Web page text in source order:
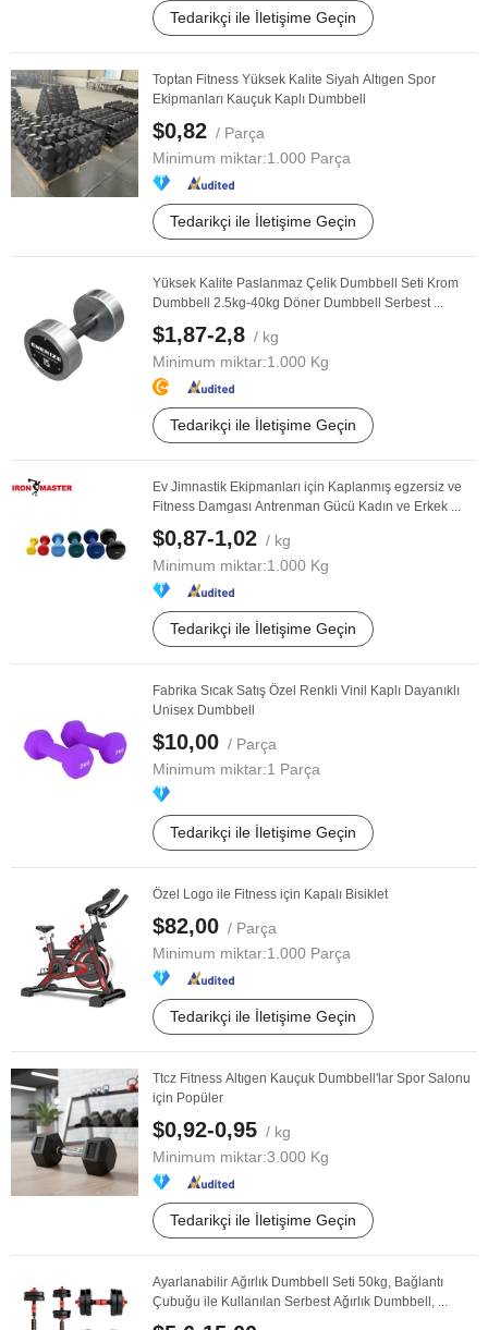
Tedarikçi ile İletişime Geçin
Toptan Fitness Yüksek Kalite Siyah Altıgen Spor
Ekipmanları Kauçuk Kaplı Dumbbell
$0,82 / Parça
Minimum miktar:1.000 Parça
Tedarikçi ile İletişime Geçin
Yüksek Kalite Paslanmaz Çelik Dumbbell Seti Krom
Dumbbell 2.5kg-40kg Döner Dumbbell Serbest ...
$1,87-2,8 / kg
Minimum miktar:1.000 Kg
Tedarikçi ile İletişime Geçin
Ev Jimnastik Ekipmanları için Kaplanmış egzersiz ve
Fitness Damgası Antrenman Gücü Kadın ve Erkek ...
$0,87-1,02 / kg
Minimum miktar:1.000 Kg
Tedarikçi ile İletişime Geçin
Fabrika Sıcak Satış Özel Renkli Vinil Kaplı Dayanıklı
Unisex Dumbbell
$10,00 / Parça
Minimum miktar:1 Parça
Tedarikçi ile İletişime Geçin
Özel Logo ile Fitness için Kapalı Bisiklet
$82,00 / Parça
Minimum miktar:1.000 Parça
Tedarikçi ile İletişime Geçin
Ttcz Fitness Altıgen Kauçuk Dumbbell'lar Spor Salonu
için Popüler
$0,92-0,95 / kg
Minimum miktar:3.000 Kg
Tedarikçi ile İletişime Geçin
Ayarlanabilir Ağırlık Dumbbell Seti 50kg, Bağlantı
Çubuğu ile Kullanılan Serbest Ağırlık Dumbbell, ...